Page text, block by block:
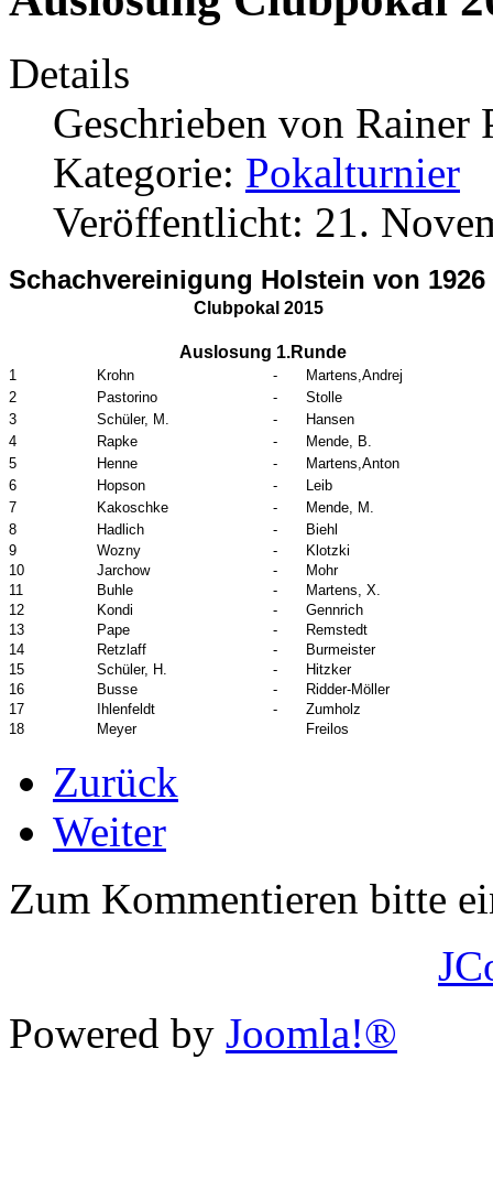
Details
Geschrieben von Rainer
Kategorie: Pokalturnier
Veröffentlicht: 21.
Schachvereinigung Holstein von 1926
Clubpokal 2015
Auslosung 1.Runde
1 Krohn -
Martens,Andrej
2
Pastorino -
Stolle
3
Schüler, M. -
Hansen
4
Rapke -
Mende, B.
5
Henne -
Martens,Anton
6
Hopson -
Leib
7
Kakoschke -
Mende, M.
8
Hadlich -
Biehl
9
Wozny -
Klotzki
10
Jarchow -
Mohr
11
Buhle -
Martens, X.
12
Kondi -
Gennrich
13
Pape -
Remstedt
14
Retzlaff -
Burmeister
15
Schüler, H. -
Hitzker
16
Busse -
Ridder-Möller
17
Ihlenfeldt -
Zumholz
18
Meyer Freilos
Zurück
Weiter
Zum Kommentieren bitte
Powered by Joomla!®